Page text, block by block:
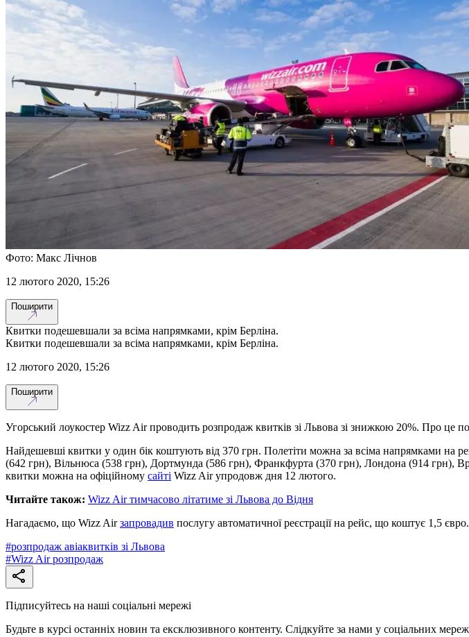
Фото: Макс Лічнов
12 лютого 2020, 15:26
Поширити
Квитки подешевшали за всіма напрямками, крім Берліна.
Квитки подешевшали за всіма напрямками, крім Берліна.
12 лютого 2020, 15:26
Поширити
Угорський лоукостер Wizz Air проводить розпродаж квитків зі Львова зі знижкою 20%. Про це
Найдешевші квитки у один бік коштують від 370 грн. Полетіти можна за всіма напрямками на
(642 грн), Вільнюса (538 грн), Дортмунда (586 грн), Франкфурта (370 грн), Лондона (914 грн),
квитки можна на офіційному сайті Wizz Air упродовж дня 12 лютого.
Читайте також: Wizz Air тимчасово літатиме зі Львова до Відня
Нагадаємо, що Wizz Airзапровадив послугу автоматичної реєстрації на рейс, що коштує 1,5 євро.
#розпродаж авіаквитків зі Львова
#Wizz Air розпродаж
Підписуйтесь на наші соціальні мережі
Будьте в курсі останніх новин та ексклюзивного контенту. Слідкуйте за нами у соціальних